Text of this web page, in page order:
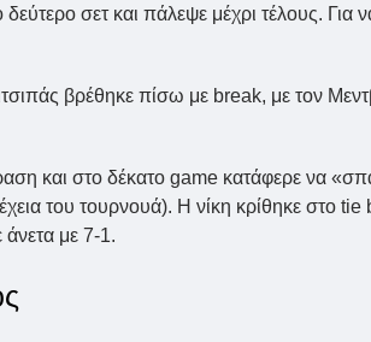
σετ και πάλεψε μέχρι τέλους. Για
βρέθηκε πίσω με break, με τον
και στο δέκατο game κατάφερε να
του τουρνουά). Η νίκη κρίθηκε στο
άνετα με 7-1.